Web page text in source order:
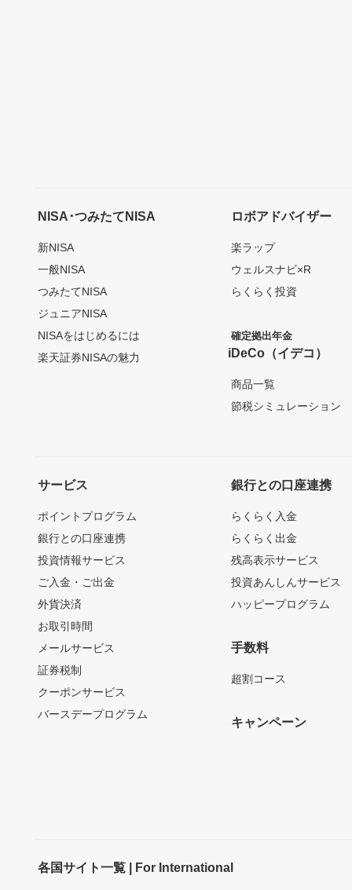
NISA･つみたてNISA
新NISA
一般NISA
つみたてNISA
ジュニアNISA
NISAをはじめるには
楽天証券NISAの魅力
ロボアドバイザー
楽ラップ
ウェルスナビ×R
らくらく投資
確定拠出年金
iDeCo（イデコ）
商品一覧
節税シミュレーション
サービス
ポイントプログラム
銀行との口座連携
投資情報サービス
ご入金・ご出金
外貨決済
お取引時間
メールサービス
証券税制
クーポンサービス
バースデープログラム
銀行との口座連携
らくらく入金
らくらく出金
残高表示サービス
投資あんしんサービス
ハッピープログラム
手数料
超割コース
キャンペーン
各国サイト一覧 | For International